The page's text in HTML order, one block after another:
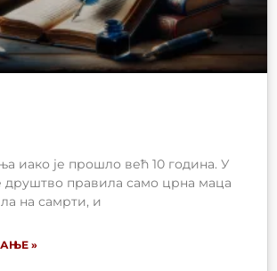
иако је прошло већ 10 година. У
друштво правила само црна маца
на самрти, и
»